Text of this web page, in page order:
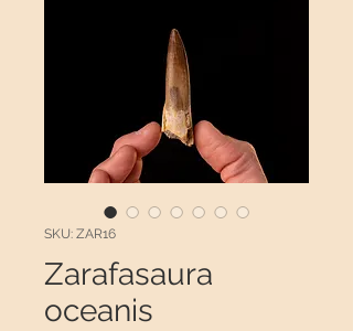
SKU: ZAR16
Zarafasaura
oceanis